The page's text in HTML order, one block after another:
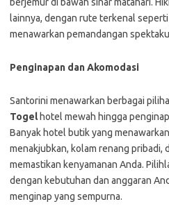
lainnya, dengan rute terkenal
menawarkan pemandangan
Penginapan dan Akomodasi
Santorini menawarkan berbagai
Togelhotel mewah hingga
Banyak hotel butik yang
menakjubkan, kolam renang pribadi,
memastikan kenyamanan Anda.
dengan kebutuhan dan anggaran
menginap yang sempurna.